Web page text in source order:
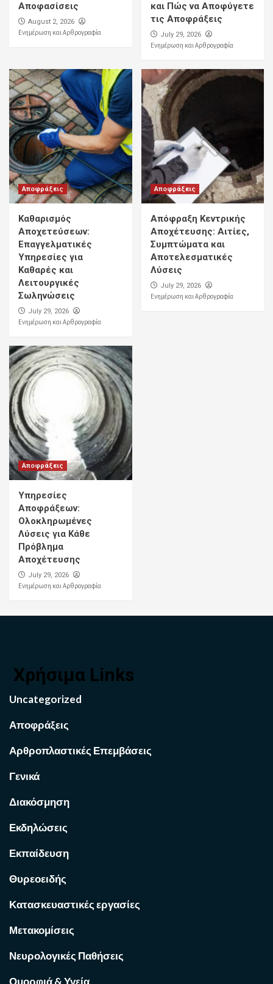
Αποφασίσεις
August 2, 2026
Ενημέρωση και Αρθρογραφία
και Πώς να Αποφύγετε
τις Αποφράξεις
July 29, 2026
Ενημέρωση και Αρθρογραφία
Αποφράξεις
Καθαρισμός
Αποχετεύσεων:
Επαγγελματικές
Υπηρεσίες για
Καθαρές και
Λειτουργικές
Σωληνώσεις
July 29, 2026
Ενημέρωση και Αρθρογραφία
Αποφράξεις
Απόφραξη Κεντρικής
Αποχέτευσης: Αιτίες,
Συμπτώματα και
Αποτελεσματικές
Λύσεις
July 29, 2026
Ενημέρωση και Αρθρογραφία
Αποφράξεις
Υπηρεσίες
Αποφράξεων:
Ολοκληρωμένες
Λύσεις για Κάθε
Πρόβλημα
Αποχέτευσης
July 29, 2026
Ενημέρωση και Αρθρογραφία
Χρήσιμα Links
Uncategorized
Αποφράξεις
Αρθροπλαστικές Επεμβάσεις
Γενικά
Διακόσμηση
Εκδηλώσεις
Εκπαίδευση
Θυρεοειδής
Κατασκευαστικές εργασίες
Μετακομίσεις
Νευρολογικές Παθήσεις
Ομορφιά & Υγεία